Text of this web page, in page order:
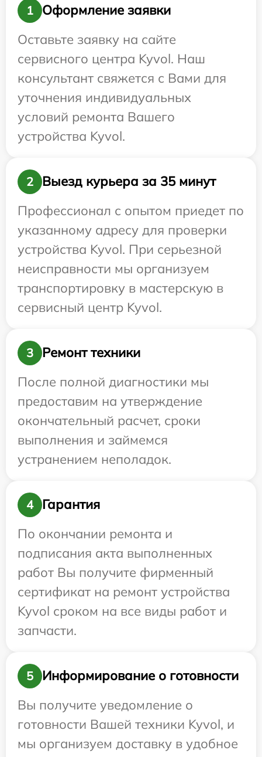
1
Оформление заявки
Оставьте заявку на сайте
сервисного центра Kyvol. Наш
консультант свяжется с Вами для
уточнения индивидуальных
условий ремонта Вашего
устройства Kyvol.
2
Выезд курьера за 35 минут
Профессионал с опытом приедет по
указанному адресу для проверки
устройства Kyvol. При серьезной
неисправности мы организуем
транспортировку в мастерскую в
сервисный центр Kyvol.
3
Ремонт техники
После полной диагностики мы
предоставим на утверждение
окончательный расчет, сроки
выполнения и займемся
устранением неполадок.
4
Гарантия
По окончании ремонта и
подписания акта выполненных
работ Вы получите фирменный
сертификат на ремонт устройства
Kyvol сроком на все виды работ и
запчасти.
5
Информирование о готовности
Вы получите уведомление о
готовности Вашей техники Kyvol, и
мы организуем доставку в удобное